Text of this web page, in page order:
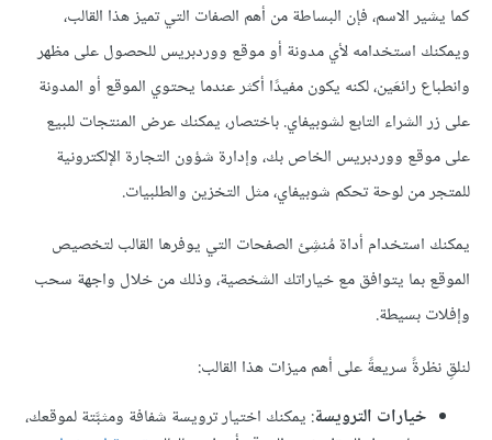
كما يشير الاسم، فإن البساطة من أهم الصفات التي تميز هذا القالب،
ويمكنك استخدامه لأي مدونة أو موقع ووردبريس للحصول على مظهر
وانطباع رائعَين، لكنه يكون مفيدًا أكثر عندما يحتوي الموقع أو المدونة
على زر الشراء التابع لشوبيفاي. باختصار، يمكنك عرض المنتجات للبيع
على موقع ووردبريس الخاص بك، وإدارة شؤون التجارة الإلكترونية
للمتجر من لوحة تحكم شوبيفاي، مثل التخزين والطلبيات.
يمكنك استخدام أداة مُنشِئ الصفحات التي يوفرها القالب لتخصيص
الموقع بما يتوافق مع خياراتك الشخصية، وذلك من خلال واجهة سحب
وإفلات بسيطة.
لنلقِ نظرةً سريعةً على أهم ميزات هذا القالب:
خيارات الترويسة: يمكنك اختيار ترويسة شفافة ومثبَّتة لموقعك،